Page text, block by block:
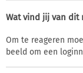
Wat vind jij van dit
Om te reageren
beeld om een